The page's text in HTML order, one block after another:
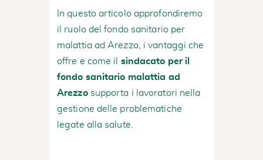
In questo articolo approfondiremo
il ruolo del fondo sanitario per
malattia ad Arezzo, i vantaggi che
offre e come il sindacato per il
fondo sanitario malattia ad
Arezzosupporta i lavoratori nella
gestione delle problematiche
legate alla salute.